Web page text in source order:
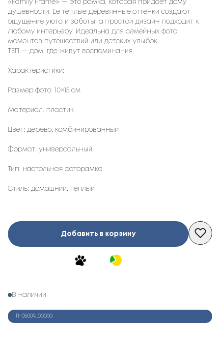
«Family Frame» — это рамка, которая придает дому
душевности. Ее теплые деревянные оттенки создают
ощущение уюта и заботы, а простой дизайн подходит к
любому интерьеру. Идеальна для семейных фото,
моментов путешествий или детских улыбок.
ТЕП — дом, где живут воспоминания.
Характеристики:
Размер фото: 10×15 см
Материал: пластик
Цвет: дерево, комбинированный
Формат: универсальный
Тип: настольная фоторамка
Стиль: домашний, теплый
Добавить в корзину
В наличии
П-05009_00000